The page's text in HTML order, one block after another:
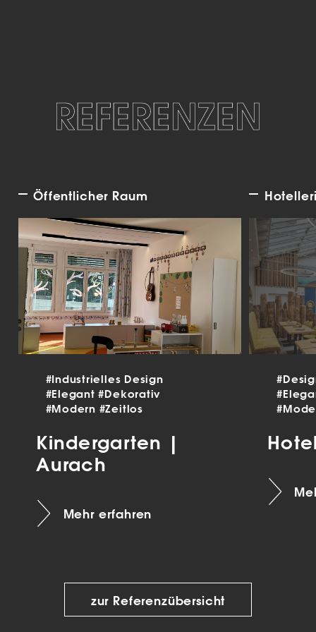
REFERENZEN
Öffentlicher Raum
#Industrielles Design
#Elegant#Dekorativ
#Modern #Zeitlos
Kindergarten |
Aurach
Mehr erfahren
zur Referenzübersicht